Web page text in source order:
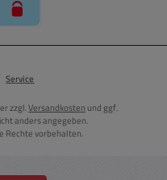
Service
zzgl.Versandkosten und ggf.
anders angegeben.
Rechte vorbehalten.